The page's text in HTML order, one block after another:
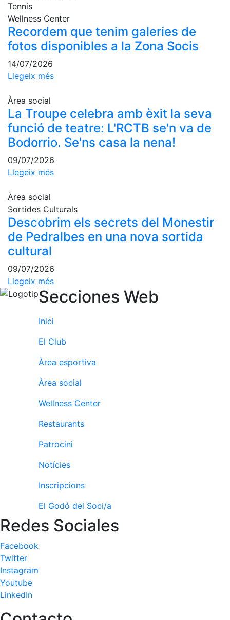
Publicitat a la
Revista
Vols ser
Patrocinador
del Club?
Notícies
Inscripcions
El
Godó
del
Soci/a
Tennis
Wellness Center
Recordem que tenim galeries de
fotos disponibles a la Zona Socis
14/07/2026
Llegeix més
Àrea social
La Troupe celebra amb èxit la seva
funció de teatre: L'RCTB se'n va de
Bodorrio. Se'ns casa la nena!
09/07/2026
Llegeix més
Àrea social
Sortides Culturals
Descobrim els secrets del Monestir
de Pedralbes en una nova sortida
cultural
09/07/2026
Llegeix més
Secciones Web
Inici
El Club
Àrea esportiva
Àrea social
Wellness Center
Restaurants
Patrocini
Notícies
Inscripcions
El Godó del Soci/a
Redes Sociales
Facebook
Twitter
Instagram
Youtube
LinkedIn